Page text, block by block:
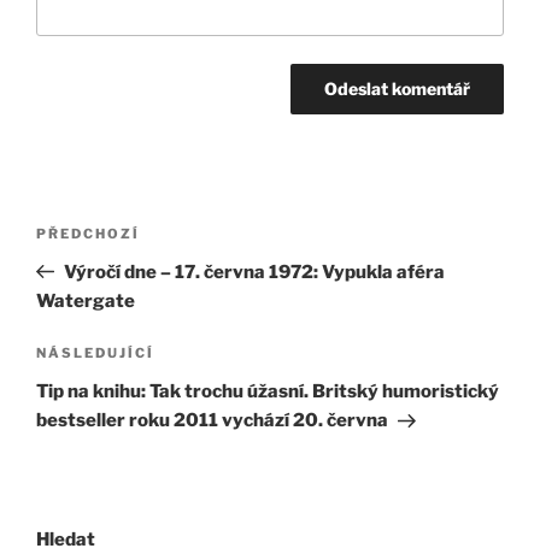
Navigace
příspěvek
Předchozí
příspěvek
PŘEDCHOZÍ
Výročí dne – 17. června 1972: Vypukla aféra
Watergate
Následující
příspěvek
NÁSLEDUJÍCÍ
Tip na knihu: Tak trochu úžasní. Britský humoristický
bestseller roku 2011 vychází 20. června
Hledat